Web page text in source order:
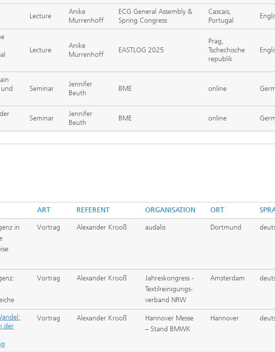
Lecture
Anike
Murrenhoff
ECG General Assembly &
Spring Congress
Cascais,
Portugal
Lecture
Anike
Murrenhoff
EASTLOG 2025
Prag,
Tschechische
republik
Seminar
Jennifer
Beuth
BME online
Seminar
Jennifer
Beuth
BME online
ART REFERENT ORGANISATION ORT
in
Vortrag Alexander Krooß audalis Dortmund
Vortrag Alexander Krooß
Jahreskongress -
Textilreinigungs-
verband NRW
Amsterdam
der
Vortrag Alexander Krooß
Hannover Messe
– Stand BMWK
Hannover